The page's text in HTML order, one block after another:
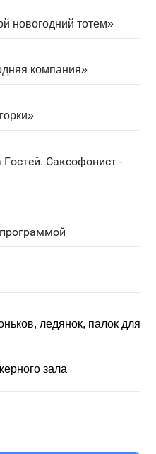
новогодний тотем»
компания»
Саксофонист -
ледянок, палок для
зала